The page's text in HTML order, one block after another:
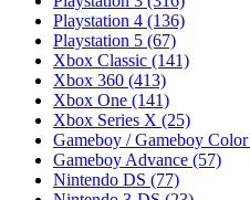
Playstation 4 (136)
Playstation 5 (67)
Xbox Classic (141)
Xbox 360 (413)
Xbox One (141)
Xbox Series X (25)
Gameboy / Gameboy Color
Gameboy Advance (57)
Nintendo DS (77)